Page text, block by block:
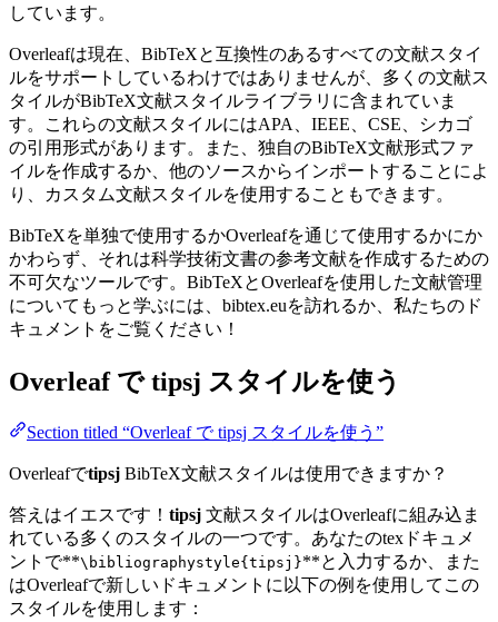
しています。
Overleafは現在、BibTeXと互換性のあるすべての文献スタイ
ルをサポートしているわけではありませんが、多くの文献ス
タイルがBibTeX文献スタイルライブラリに含まれていま
す。これらの文献スタイルにはAPA、IEEE、CSE、シカゴ
の引用形式があります。また、独自のBibTeX文献形式ファ
イルを作成するか、他のソースからインポートすることによ
り、カスタム文献スタイルを使用することもできます。
BibTeXを単独で使用するかOverleafを通じて使用するかにか
かわらず、それは科学技術文書の参考文献を作成するための
不可欠なツールです。BibTeXとOverleafを使用した文献管理
についてもっと学ぶには、bibtex.euを訪れるか、私たちのド
キュメントをご覧ください！
Overleaf でtipsj スタイルを使う
Section titled “Overleaf で tipsj スタイルを使う”
Overleafでtipsj BibTeX文献スタイルは使用できますか？
答えはイエスです！ tipsj 文献スタイルはOverleafに組み込ま
れている多くのスタイルの一つです。あなたのtexドキュメ
ントで**\bibliographystyle{tipsj}**と入力するか、また
はOverleafで新しいドキュメントに以下の例を使用してこの
スタイルを使用します：